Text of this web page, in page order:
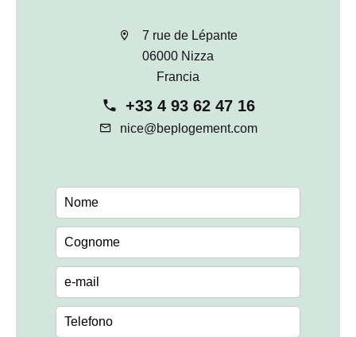
7 rue de Lépante
06000 Nizza
Francia
+33 4 93 62 47 16
nice@beplogement.com